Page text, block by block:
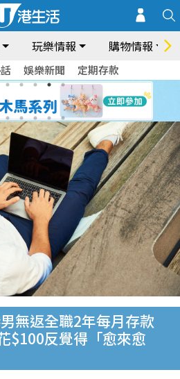
玩樂情報 購物情報
娛樂新聞 定期存款
無返全職2年每月存款
$100反覺得「愈來愈